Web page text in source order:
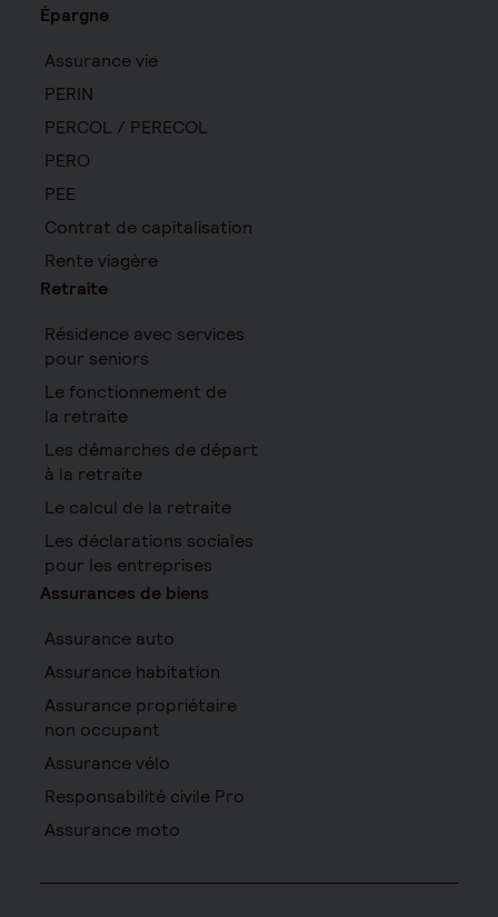
Épargne
Assurance vie
PERIN
PERCOL / PERECOL
PERO
PEE
Contrat de capitalisation
Rente viagère
Retraite
Résidence avec services
pour seniors
Le fonctionnement de
la retraite
Les démarches de départ
à la retraite
Le calcul de la retraite
Les déclarations sociales
pour les entreprises
Assurances de biens
Assurance auto
Assurance habitation
Assurance propriétaire
non occupant
Assurance vélo
Responsabilité civile Pro
Assurance moto